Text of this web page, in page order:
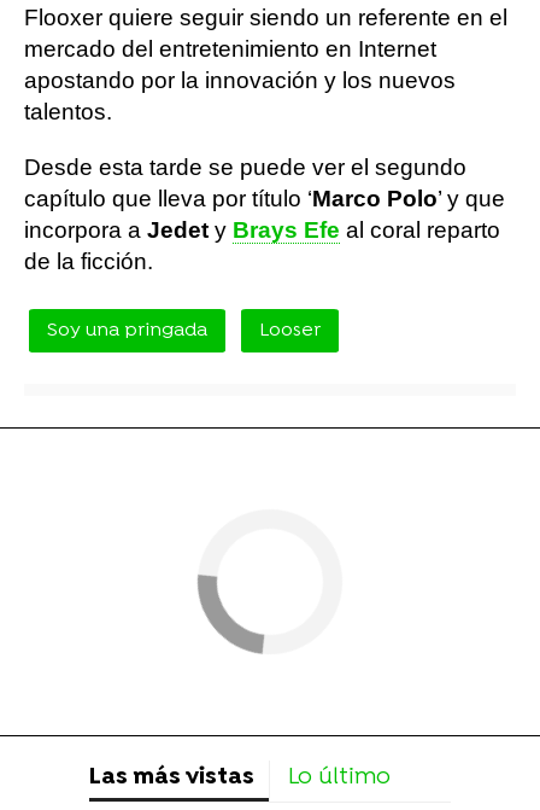
Flooxer quiere seguir siendo un referente en el
mercado del entretenimiento en Internet
apostando por la innovación y los nuevos
talentos.
Desde esta tarde se puede ver el segundo
capítulo que lleva por título ‘Marco Polo’ y que
incorpora a Jedet y Brays Efe al coral reparto
de la ficción.
Soy una pringada Looser
Las más vistas Lo último